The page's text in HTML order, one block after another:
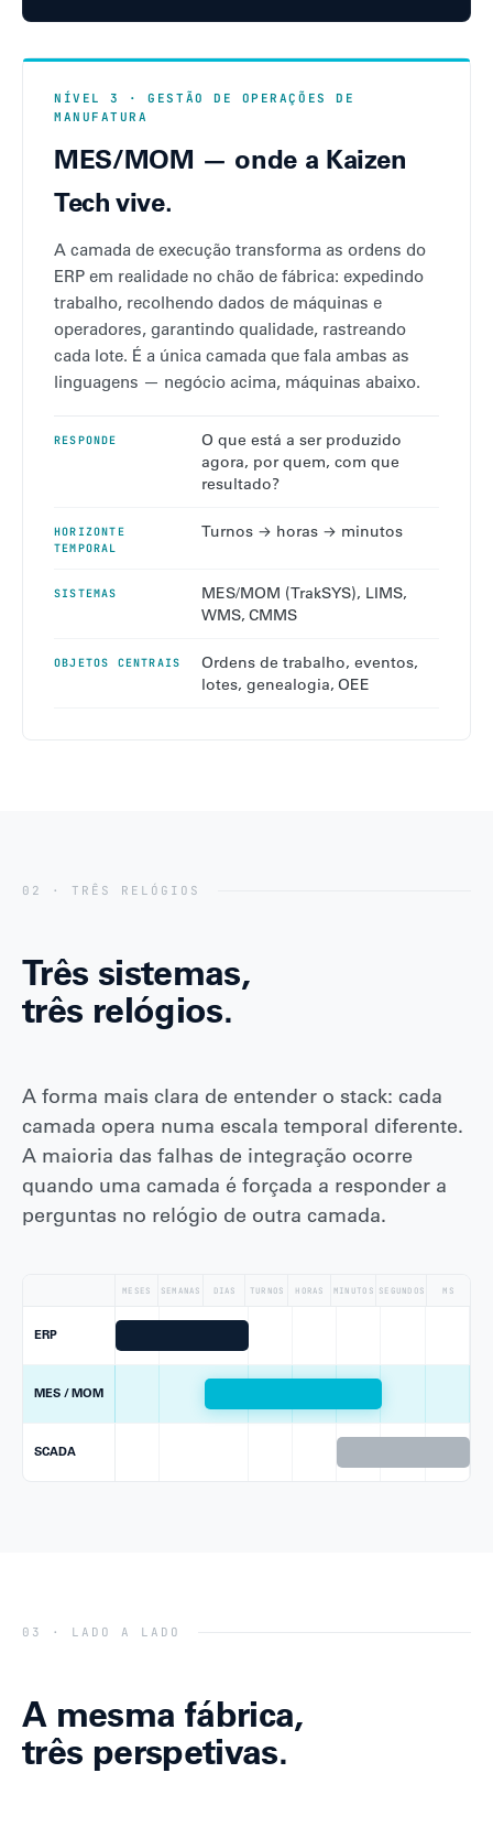
NÍVEL 3 · GESTÃO DE OPERAÇÕES DE
MANUFATURA
MES/MOM — onde a Kaizen
Tech vive.
A camada de execução transforma as ordens do
ERP em realidade no chão de fábrica: expedindo
trabalho, recolhendo dados de máquinas e
operadores, garantindo qualidade, rastreando
cada lote. É a única camada que fala ambas as
linguagens — negócio acima, máquinas abaixo.
RESPONDE
O que está a ser produzido
agora, por quem, com que
resultado?
HORIZONTE
TEMPORAL
Turnos → horas → minutos
SISTEMAS
MES/MOM (TrakSYS), LIMS,
WMS, CMMS
OBJETOS CENTRAIS
Ordens de trabalho, eventos,
lotes, genealogia, OEE
02 · TRÊS RELÓGIOS
Três sistemas,
três relógios.
A forma mais clara de entender o stack: cada
camada opera numa escala temporal diferente.
A maioria das falhas de integração ocorre
quando uma camada é forçada a responder a
perguntas no relógio de outra camada.
MESES SEMANAS DIAS TURNOS HORAS MINUTOS SEGUNDOS MS
ERP
MES / MOM
SCADA
03 · LADO A LADO
A mesma fábrica,
três perspetivas.